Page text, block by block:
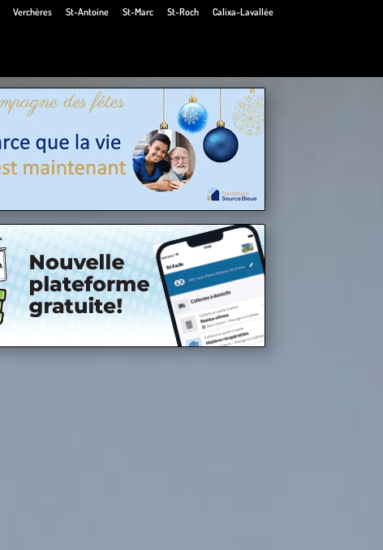
Verchères St-Antoine St-Marc St-Roch Calixa-Lavallée